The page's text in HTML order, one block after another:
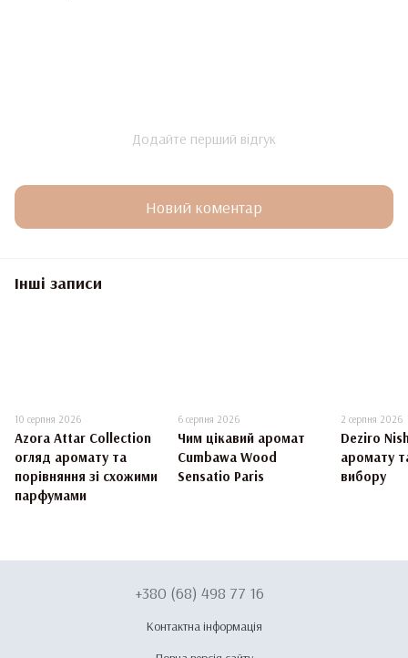
Додайте перший відгук
Новий коментар
Інші записи
10 серпня 2026
Azora Attar Collection
огляд аромату та
порівняння зі схожими
парфумами
6 серпня 2026
Чим цікавий аромат
Cumbawa Wood
Sensatio Paris
2 серпня 2026
Deziro
аромату
вибору
+380 (68) 498 77 16
Контактна інформація